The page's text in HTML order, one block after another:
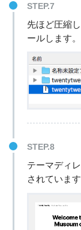
STEP.7
先ほど圧縮
ールします。
STEP.8
テーマディ
されています